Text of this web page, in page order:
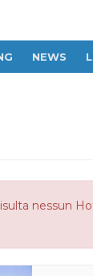
NEWS
nessun